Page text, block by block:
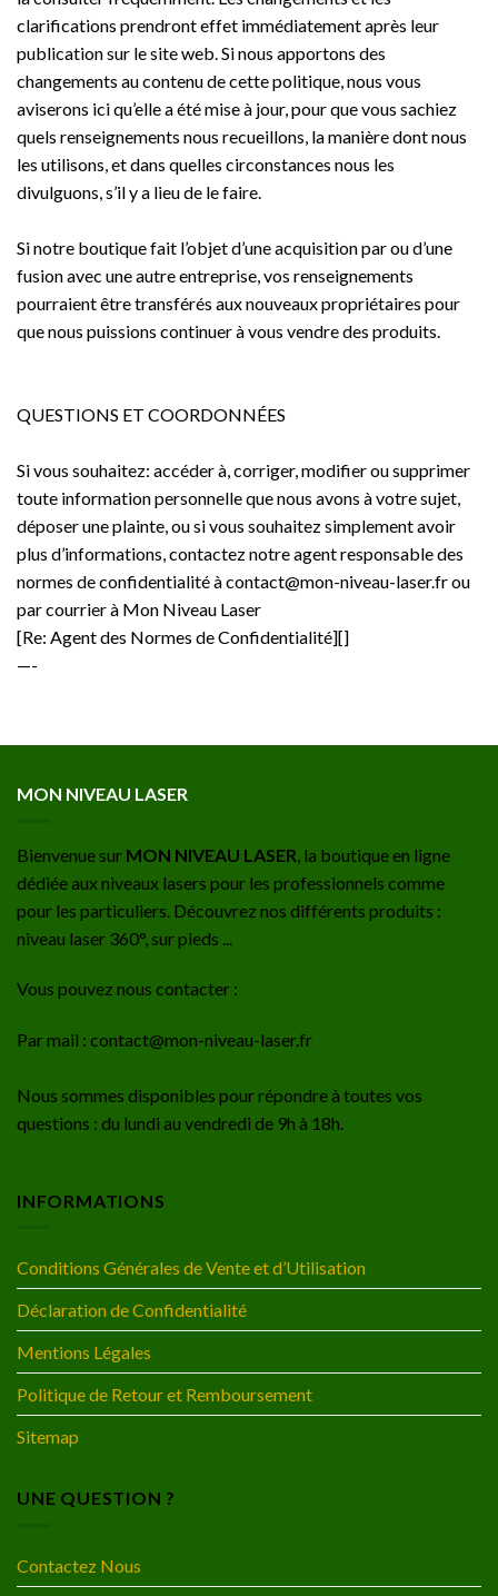
clarifications prendront effet immédiatement après leur
publication sur le site web. Si nous apportons des
changements au contenu de cette politique, nous vous
aviserons ici qu’elle a été mise à jour, pour que vous sachiez
quels renseignements nous recueillons, la manière dont nous
les utilisons, et dans quelles circonstances nous les
divulguons, s’il y a lieu de le faire.
Si notre boutique fait l’objet d’une acquisition par ou d’une
fusion avec une autre entreprise, vos renseignements
pourraient être transférés aux nouveaux propriétaires pour
que nous puissions continuer à vous vendre des produits.
QUESTIONS ET COORDONNÉES
Si vous souhaitez: accéder à, corriger, modifier ou supprimer
toute information personnelle que nous avons à votre sujet,
déposer une plainte, ou si vous souhaitez simplement avoir
plus d’informations, contactez notre agent responsable des
normes de confidentialité à contact@mon-niveau-laser.fr ou
par courrier à Mon Niveau Laser
[Re: Agent des Normes de Confidentialité][]
—-
MON NIVEAU LASER
Bienvenue sur MON NIVEAU LASER , la boutique en ligne
dédiée aux niveaux lasers pour les professionnels comme
pour les particuliers. Découvrez nos différents produits :
niveau laser 360°, sur pieds ...
Vous pouvez nous contacter :
Par mail : contact@mon-niveau-laser.fr
Nous sommes disponibles pour répondre à toutes vos
questions : du lundi au vendredi de 9h à 18h.
INFORMATIONS
Conditions Générales de Vente et d’Utilisation
Déclaration de Confidentialité
Mentions Légales
Politique de Retour et Remboursement
Sitemap
UNE QUESTION ?
Contactez Nous